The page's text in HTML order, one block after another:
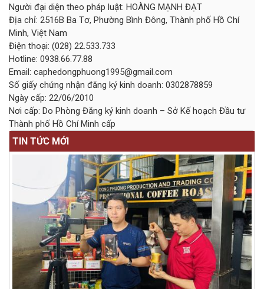
Người đại diện theo pháp luật: HOÀNG MẠNH ĐẠT
Địa chỉ: 2516B Ba Tơ, Phường Bình Đông, Thành phố Hồ Chí
Minh, Việt Nam
Điện thoại: (028) 22.533.733
Hotline: 0938.66.77.88
Email: caphedongphuong1995@gmail.com
Số giấy chứng nhận đăng ký kinh doanh: 0302878859
Ngày cấp: 22/06/2010
Nơi cấp: Do Phòng Đăng ký kinh doanh – Sở Kế hoạch Đầu tư
Thành phố Hồ Chí Minh cấp
TIN TỨC MỚI